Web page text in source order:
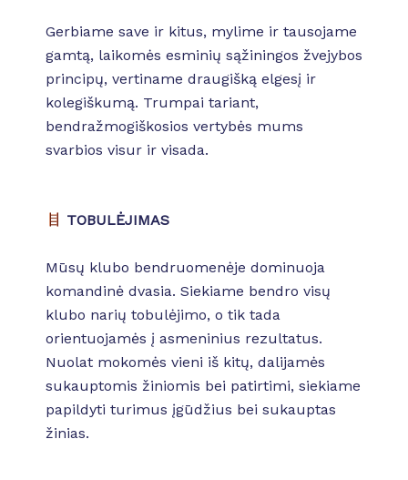
Gerbiame save ir kitus, mylime ir tausojame
gamtą, laikomės esminių sąžiningos žvejybos
principų, vertiname draugišką elgesį ir
kolegiškumą. Trumpai tariant,
bendražmogiškosios vertybės mums
svarbios visur ir visada.
TOBULĖJIMAS
Mūsų klubo bendruomenėje dominuoja
komandinė dvasia. Siekiame bendro visų
klubo narių tobulėjimo, o tik tada
orientuojamės į asmeninius rezultatus.
Nuolat mokomės vieni iš kitų, dalijamės
sukauptomis žiniomis bei patirtimi, siekiame
papildyti turimus įgūdžius bei sukauptas
žinias.